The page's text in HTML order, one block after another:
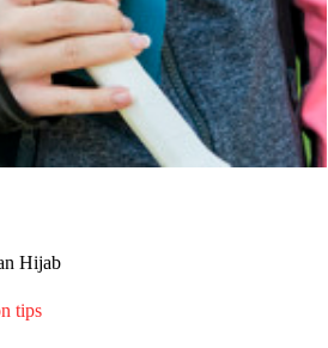
Hijab
tips